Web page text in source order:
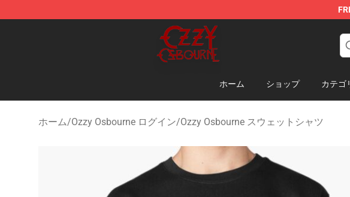
Ozzy Osbourne Store - Official Ozzy Osbourne Merchandise Shop
ホーム ショップ カテゴ
ホーム/Ozzy Osbourne ログイン/Ozzy Osbourne スウェットシャツ